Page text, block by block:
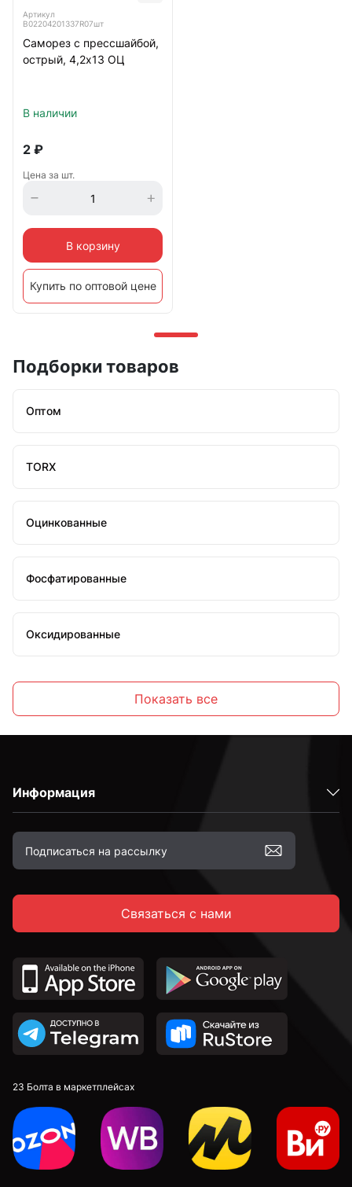
Артикул
B02204201337R07шт
Саморез с прессшайбой,
острый, 4,2х13 ОЦ
В наличии
2 ₽
Цена за шт.
В корзину
Купить по оптовой цене
Подборки товаров
Оптом
TORX
Оцинкованные
Фосфатированные
Оксидированные
С полукруглой головкой
С потайной головкой
С тарельчатой головкой
С крестовой головкой
По дереву
С полной резьбой
3 мм
Показать все
Информация
Связаться с нами
23 Болта в маркетплейсах